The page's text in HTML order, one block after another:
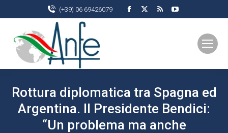
(+39) 06 69426079
Facebook
pagepage
Rss
pagepage
opens
Rottura diplomatica tra Spagna ed
Argentina. Il Presidente Bendici:
“Un problema ma anche